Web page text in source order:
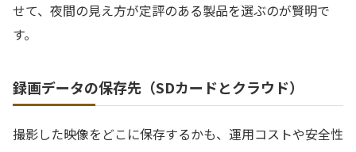
せて、夜間の見え方が定評のある製品を選ぶのが賢明で
す。
録画データの保存先（SDカードとクラウド）
撮影した映像をどこに保存するかも、運用コストや安全性